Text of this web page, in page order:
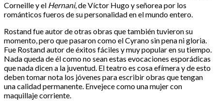
Corneille y el Hernani, de Víctor Hugo y señorea por los
románticos fueros de su personalidad en el mundo entero.
Rostand fue autor de otras obras que también tuvieron su
momento, pero que pasaron como el Cyrano sin pena ni gloria.
Fue Rostand autor de éxitos fáciles y muy popular en su tiempo.
Nada queda de él como no sean estas evocaciones esporádicas
que nada dicen a la juventud. El teatro es cosa efímera y de esto
deben tomar nota los jóvenes para escribir obras que tengan
una calidad permanente. Envejece como una mujer con
maquillaje corriente.